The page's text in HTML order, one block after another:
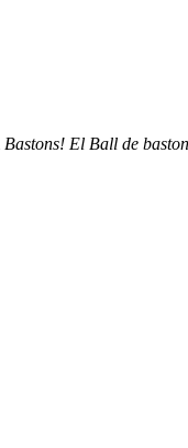
Bastons! El Ball de